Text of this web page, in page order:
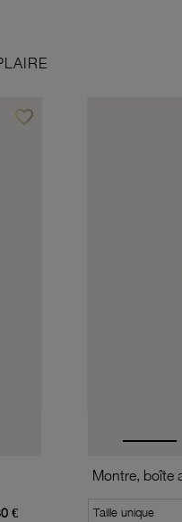
favorite_borderAjouter à vos favoris
€ Taille unique